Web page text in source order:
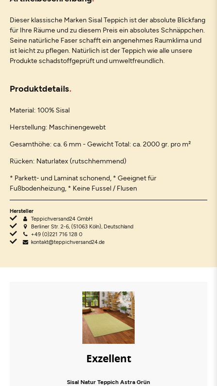
Dieser klassische Marken Sisal Teppich ist der absolute Blickfang
für Ihre Räume und zu diesem Preis ein absolutes Schnäppchen.
Seine natürliche Faser schafft ein angenehmes Raumklima und
ist leicht zu pflegen. Natürlich ist der Teppich wie alle unsere
Produkte schadstoffgeprüft und umweltfreundlich.
Produktdetails
Material: 100% Sisal
Herstellung: Maschinengewebt
Gesamthöhe: ca. 6 mm - Gewicht Total: ca. 2000 gr. pro m²
Rücken: Naturlatex (rutschhemmend)
* Parkett- und Laminat schonend, * Geeignet für
Fußbodenheizung, * Keine Fussel / Flusen
Hersteller
Teppichversand24 GmbH
Berliner Str. 2-6, (51063 Köln), Deutschland
+49 (0)221 716 128 0
kontakt@teppichversand24.de
Exzellent
Sisal Natur Teppich Astra Grün